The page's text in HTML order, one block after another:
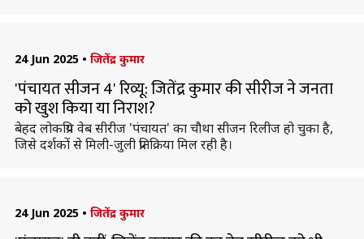
24 Jun 2025 • जितेंद्र कुमार
'पंचायत सीजन 4' रिव्यू: जितेंद्र कुमार की सीरीज ने जनता
को खुश किया या निराश?
बेहद लोकप्रिय वेब सीरीज 'पंचायत' का चौथा सीजन रिलीज हो चुका है,
जिसे दर्शकों से मिली-जुली प्रतिक्रिया मिल रही है।
24 Jun 2025 • जितेंद्र कुमार